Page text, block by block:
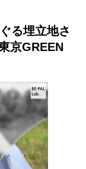
る埋立地さ
京GREEN